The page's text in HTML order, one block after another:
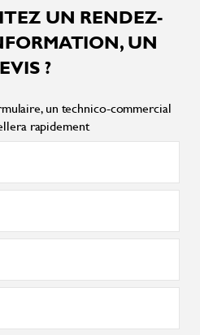
UN RENDEZ-
UN
?
un technico-commercial
rapidement